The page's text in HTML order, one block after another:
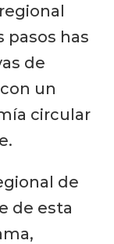
pasos has
de
un
circular
de
de esta